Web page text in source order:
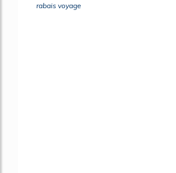
rabais voyage